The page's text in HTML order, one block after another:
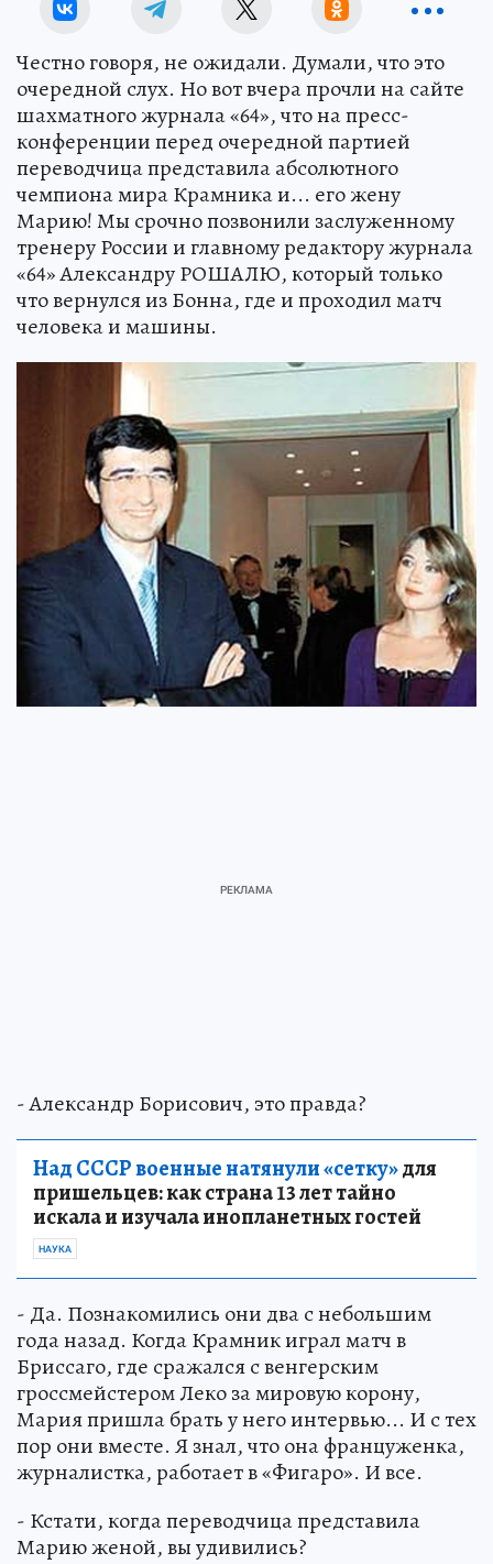
Честно говоря, не ожидали. Думали, что это
очередной слух. Но вот вчера прочли на сайте
шахматного журнала «64», что на пресс-
конференции перед очередной партией
переводчица представила абсолютного
чемпиона мира Крамника и... его жену
Марию! Мы срочно позвонили заслуженному
тренеру России и главному редактору журнала
«64» Александру РОШАЛЮ, который только
что вернулся из Бонна, где и проходил матч
человека и машины.
- Александр Борисович, это правда?
Над СССР военные натянули «сетку»для
пришельцев: как страна 13 лет тайно
искала и изучала инопланетных гостей
НАУКА
- Да. Познакомились они два с небольшим
года назад. Когда Крамник играл матч в
Бриссаго, где сражался с венгерским
гроссмейстером Леко за мировую корону,
Мария пришла брать у него интервью... И с тех
пор они вместе. Я знал, что она француженка,
журналистка, работает в «Фигаро». И все.
- Кстати, когда переводчица представила
Марию женой, вы удивились?